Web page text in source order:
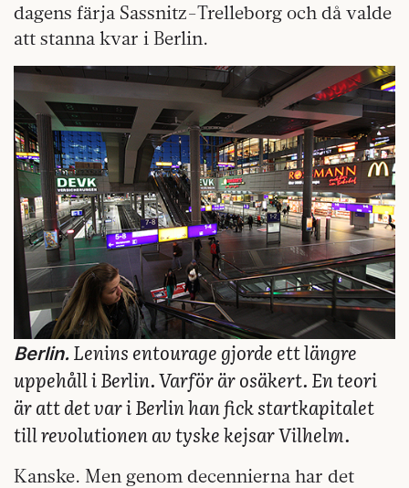
dagens färja Sassnitz-Trelleborg och då valde
att stanna kvar i Berlin.
Berlin. Lenins entourage gjorde ett längre
uppehåll i Berlin. Varför är osäkert. En teori
är att det var i Berlin han fick startkapitalet
till revolutionen av tyske kejsar Vilhelm.
Kanske. Men genom decennierna har det